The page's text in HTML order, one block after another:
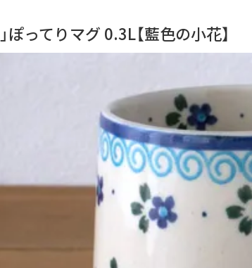
ぽってりマグ 0.3L【藍色の小花】